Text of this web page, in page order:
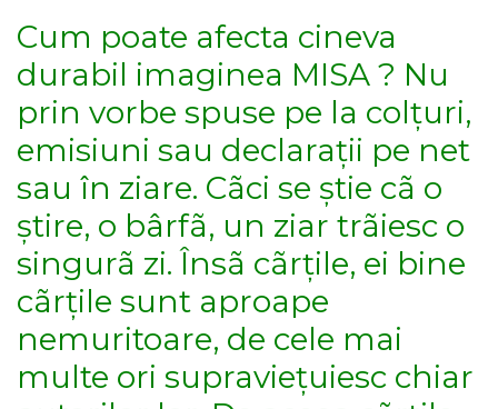
Cum poate afecta cineva
durabil imaginea MISA ? Nu
prin vorbe spuse pe la colțuri,
emisiuni sau declarații pe net
sau în ziare. Cãci se știe cã o
știre, o bârfã, un ziar trãiesc o
singurã zi. Însã cãrțile, ei bine
cãrțile sunt aproape
nemuritoare, de cele mai
multe ori supraviețuiesc chiar